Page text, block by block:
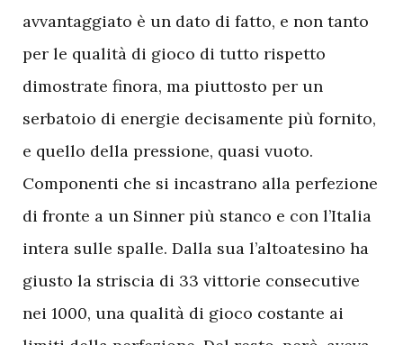
avvantaggiato è un dato di fatto, e non tanto
per le qualità di gioco di tutto rispetto
dimostrate finora, ma piuttosto per un
serbatoio di energie decisamente più fornito,
e quello della pressione, quasi vuoto.
Componenti che si incastrano alla perfezione
di fronte a un Sinner più stanco e con l’Italia
intera sulle spalle. Dalla sua l’altoatesino ha
giusto la striscia di 33 vittorie consecutive
nei 1000, una qualità di gioco costante ai